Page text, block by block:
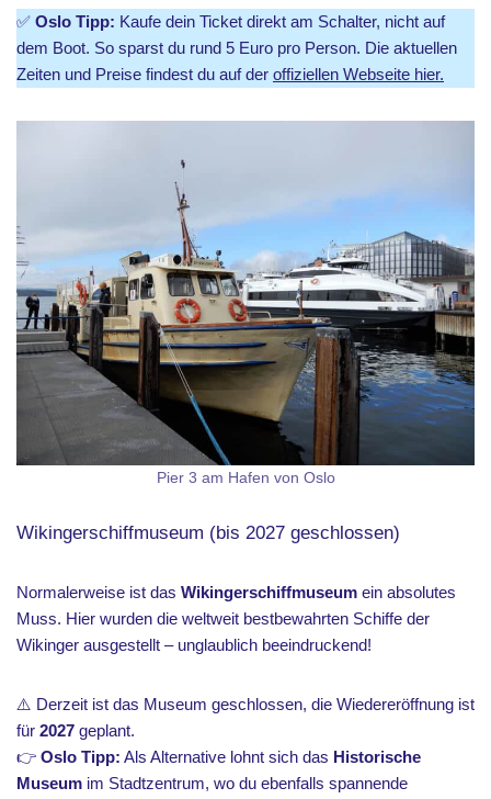
✅ Oslo Tipp: Kaufe dein Ticket direkt am Schalter, nicht auf
dem Boot. So sparst du rund 5 Euro pro Person. Die aktuellen
Zeiten und Preise findest du auf der offiziellen Webseite hier.
Pier 3 am Hafen von Oslo
Wikingerschiffmuseum (bis 2027 geschlossen)
Normalerweise ist das Wikingerschiffmuseum ein absolutes
Muss. Hier wurden die weltweit bestbewahrten Schiffe der
Wikinger ausgestellt – unglaublich beeindruckend!
⚠️ Derzeit ist das Museum geschlossen, die Wiedereröffnung ist
für 2027 geplant.
👉 Oslo Tipp: Als Alternative lohnt sich das Historische
Museum im Stadtzentrum, wo du ebenfalls spannende